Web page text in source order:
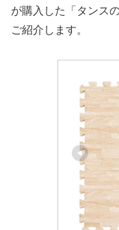
が購入した「タンス
ご紹介します。